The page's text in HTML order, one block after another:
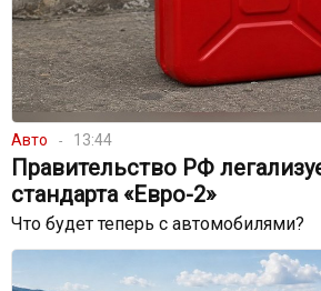
Авто 13:44
Правительство РФ
стандарта «Евро-2»
Что будет теперь с автомобилями?